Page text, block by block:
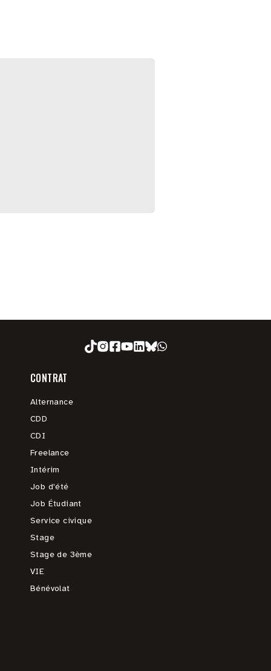
CONTRAT
Alternance
CDD
CDI
Freelance
Intérim
Job d'été
Job Étudiant
Service civique
Stage
Stage de 3ème
VIE
Bénévolat